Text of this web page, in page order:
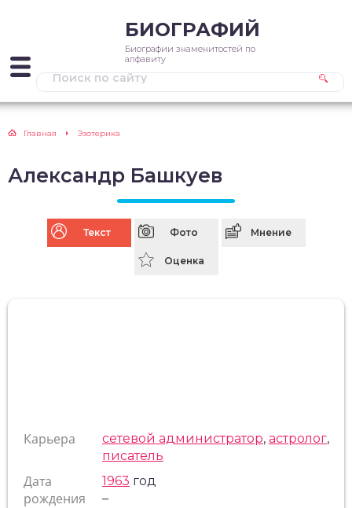
БИОГРАФИЙ
Биографии знаменитостей по
алфавиту
Главная Эзотерика
Александр Башкуев
Текст Фото Мнение
Оценка
Карьера сетевой администратор, астролог,
писатель
Дата
рождения
1963 год
–